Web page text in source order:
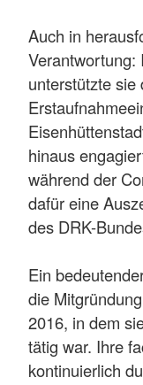
Auch in
Verantwortung:
unterstützte sie
hinaus
während der
dafür eine
des DRK-
Ein
die
2016, in dem
tätig war. Ihre
kontinuierlich